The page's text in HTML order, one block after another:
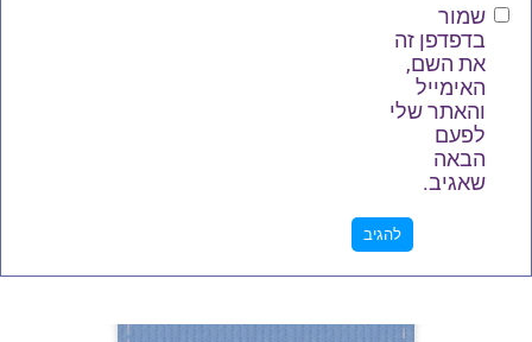
שמור
בדפדפן זה
את השם,
האימייל
והאתר שלי
לפעם
הבאה
שאגיב.